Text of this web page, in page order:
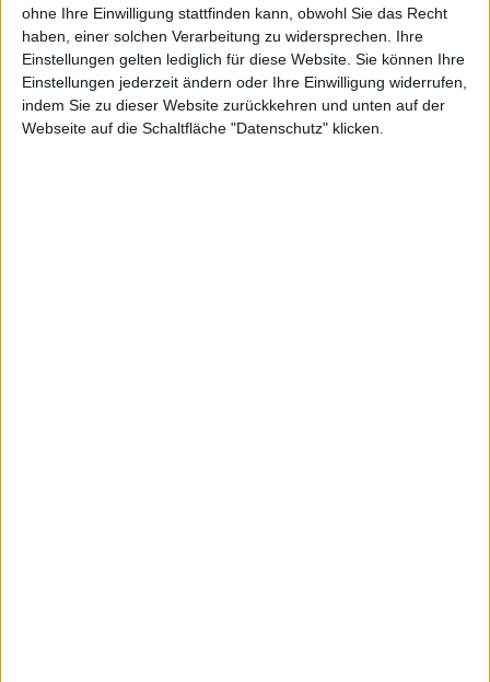
ohne Ihre Einwilligung stattfinden kann, obwohl Sie das Recht
haben, einer solchen Verarbeitung zu widersprechen. Ihre
Einstellungen gelten lediglich für diese Website. Sie können Ihre
Einstellungen jederzeit ändern oder Ihre Einwilligung widerrufen,
indem Sie zu dieser Website zurückkehren und unten auf der
Webseite auf die Schaltfläche "Datenschutz" klicken.
Ansonsten lässt sich Finanzvorstand Moir aber auch im
Einzelgespräch auf dem HIT keine Details entlocken und
verweist auf die aktuellen Analystenstudien von Montega.
Nun: Die Hamburger sehen tatsächlich enorme Potenziale